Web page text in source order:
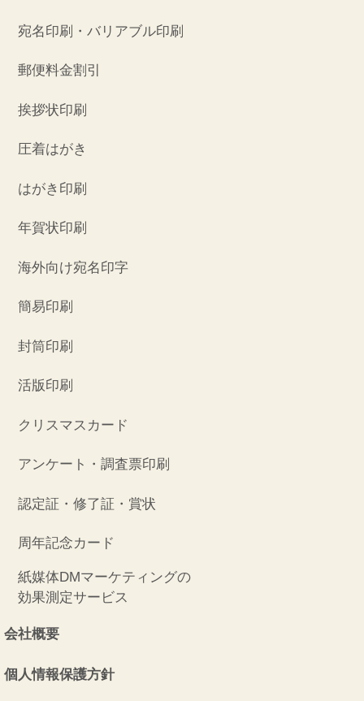
宛名印刷・バリアブル印刷
郵便料金割引
挨拶状印刷
圧着はがき
はがき印刷
年賀状印刷
海外向け宛名印字
簡易印刷
封筒印刷
活版印刷
クリスマスカード
アンケート・調査票印刷
認定証・修了証・賞状
周年記念カード
紙媒体DMマーケティングの
効果測定サービス
会社概要
個人情報保護方針